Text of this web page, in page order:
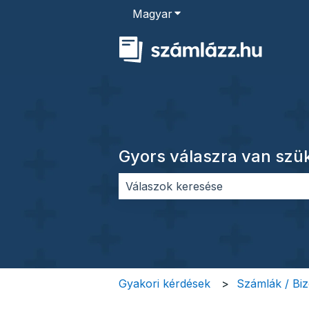
MagyarAlmenü megjelenítése
Gyors válaszra van
Gyakori kérdések Számlák /